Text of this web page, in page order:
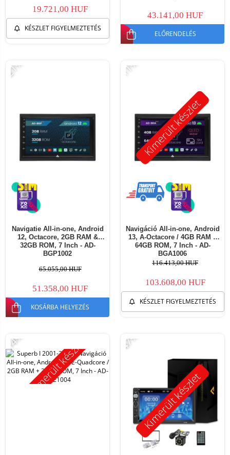
19.721,00 HUF
KÉSZLET FIGYELMEZTETÉS
43.141,00 HUF
ELŐRENDELÉS
-21%
Navigatie All-in-one, Android
12, Octacore, 2GB RAM &
32GB ROM, 7 Inch - AD-
BGP1002
65.055,00 HUF
51.358,00 HUF
KOSÁRBA HELYEZÉS
Kimerült készlet
-11%
Navigáció All-in-one, Android
13, A-Octacore / 4GB RAM +
64GB ROM, 7 Inch - AD-
BGA1006
116.413,00 HUF
103.608,00 HUF
KÉSZLET FIGYELMEZTETÉS
Kimerült készlet
-14%
Kimerült készlet
-47%